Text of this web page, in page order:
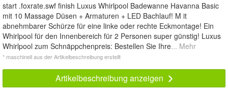
start .foxrate.swf finish Luxus Whirlpool Badewanne Havanna Basic
mit 10 Massage Düsen + Armaturen + LED Bachlauf! M it
abnehmbarer Schürze für eine linke oder rechte Eckmontage! Ein
Whirlpool für den Innenbereich für 2 Personen super günstig! Luxus
Whirlpool zum Schnäppchenpreis: Bestellen Sie Ihre... Mehr
* maschinell aus der Artikelbeschreibung erstellt
Artikelbeschreibung anzeigen